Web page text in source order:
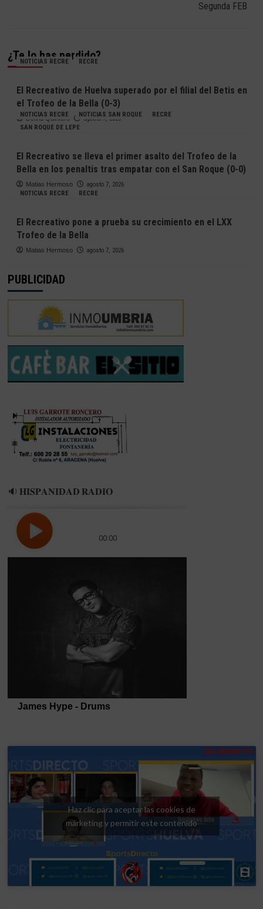
Segunda FEB
¿Te lo has perdido?
NOTICIAS RECRE RECRE
El Recreativo de Huelva superado por el filial del Betis en
el Trofeo de la Bella (0-3)
Deivid Quintero agosto 7, 2026
NOTICIAS RECRE NOTICIAS SAN ROQUE
RECRE
SAN ROQUE DE LEPE
El Recreativo se lleva el primer asalto del Trofeo de la
Bella en los penaltis tras empatar con el San Roque (0-0)
Matias Hermoso
agosto 7, 2026
NOTICIAS RECRE
RECRE
El Recreativo pone a prueba su crecimiento en el LXX
Trofeo de la Bella
Matias Hermoso agosto 7, 2026
PUBLICIDAD
🔉 𝐇𝐈𝐒𝐏𝐀𝐍𝐈𝐃𝐀𝐃 𝐑𝐀𝐃𝐈𝐎
Haz clic para aceptar las cookies de
márketing y permitir este contenido